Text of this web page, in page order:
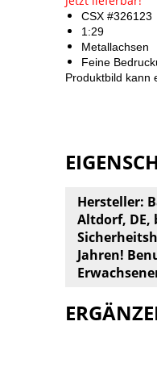
CSX #326123
1:29
Metallachsen
Feine
Produktbild kann
Hersteller:
Altdorf, DE,
Jahren!